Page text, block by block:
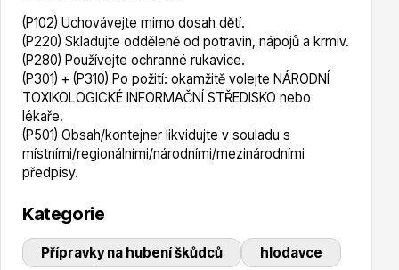
Substráty, hnojiva, kůra
Trvalky
(P102) Uchovávejte mimo dosah dětí.
(P220) Skladujte odděleně od potravin, nápojů a krmiv.
(P280) Používejte ochranné rukavice.
(P301) + (P310) Po požití: okamžitě volejte NÁRODNÍ
TOXIKOLOGICKÉ INFORMAČNÍ STŘEDISKO nebo
lékaře.
(P501) Obsah/kontejner likvidujte v souladu s
místními/regionálními/národními/mezinárodními
předpisy.
Kategorie
Přípravky na hubení škůdců hlodavce